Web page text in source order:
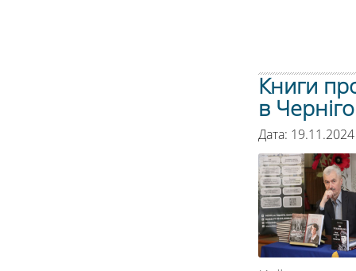
Книги
в
Дата: